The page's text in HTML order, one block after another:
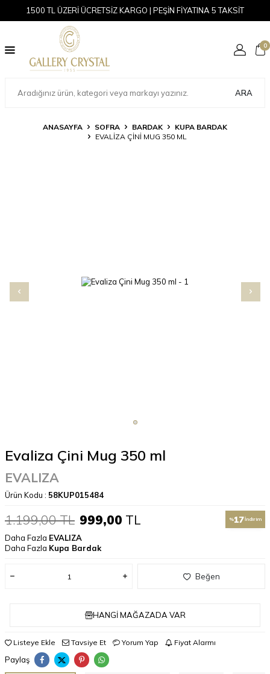
1500 TL ÜZERİ ÜCRETSİZ KARGO | PEŞİN FİYATINA 5 TAKSİT
ARA
0
ANASAYFA SOFRA BARDAK
KUPA BARDAK
EVALIZA ÇINI MUG 350 ML
Evaliza Çini Mug 350 ml
EVALIZA
Ürün Kodu : 58KUP015484
1.199,00TL 999,00 TL %17İndirim
Daha Fazla EVALIZA
Daha Fazla Kupa Bardak
Beğen
HANGI MAĞAZADA VAR
Listeye Ekle Tavsiye Et Yorum Yap Fiyat Alarmı
Paylaş